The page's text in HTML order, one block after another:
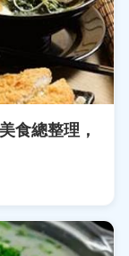
食總整理，